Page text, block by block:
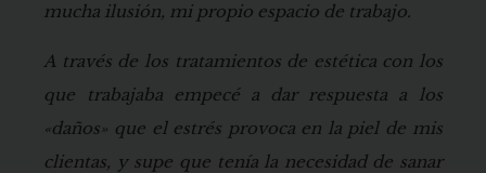
mucha ilusión, mi propio espacio de trabajo.
A través de los tratamientos de estética con los
que trabajaba empecé a dar respuesta a los
«daños» que el estrés provoca en la piel de mis
clientas, y supe que tenía la necesidad de sanar